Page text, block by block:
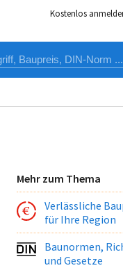
Kostenlos
Mehr zum Thema
Verlässliche
für Ihre Region
Baunormen,
und Gesetze